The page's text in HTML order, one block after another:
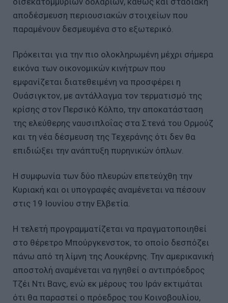
αποδέσμευση περιουσιακών στοιχείων που
παραμένουν δεσμευμένα στο εξωτερικό.
Πρόκειται για την πιο ολοκληρωμένη μέχρι σήμερα
εικόνα των οικονομικών κινήτρων που
εμφανίζεται διατεθειμένη να προσφέρει η
Ουάσιγκτον, με αντάλλαγμα τον τερματισμό της
κρίσης στον Περσικό Κόλπο, την αποκατάσταση
της ελεύθερης ναυσιπλοΐας στα Στενά του Ορμούζ
και τη νέα δέσμευση της Τεχεράνης ότι δεν θα
επιδιώξει την ανάπτυξη πυρηνικών όπλων.
Η συμφωνία των δύο πλευρών επετεύχθη την
Κυριακή και οι υπογραφές αναμένεται να πέσουν
στις 19 Ιουνίου στην Ελβετία.
Η τελετή προγραμματίζεται να πραγματοποιηθεί
στο θέρετρο Μπούργκενστοκ, το οποίο δεσπόζει
πάνω από τη λίμνη της Λουκέρνης. Την αμερικανική
αποστολή αναμένεται να ηγηθεί ο αντιπρόεδρος
Τζέι Ντι Βανς, ενώ εκ μέρους του Ιράν εκτιμάται
ότι θα παραστεί ο πρόεδρος του Κοινοβουλίου,